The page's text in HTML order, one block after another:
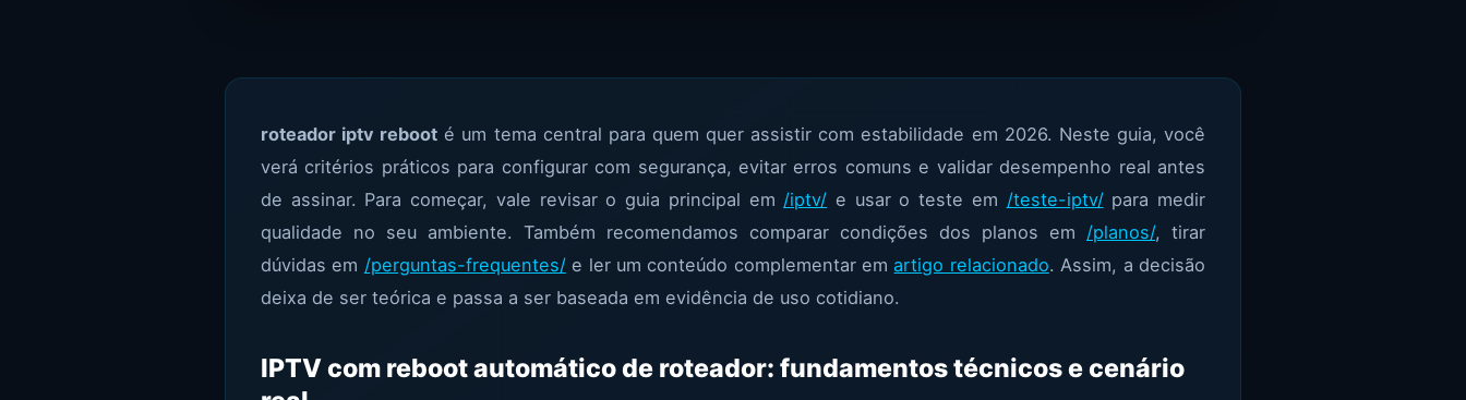
roteador iptv reboot é um tema central para quem quer assistir com estabilidade em 2026. Neste guia, você
verá critérios práticos para configurar com segurança, evitar erros comuns e validar desempenho real antes
de assinar. Para começar, vale revisar o guia principal em /iptv/ e usar o teste em /teste-iptv/para medir
qualidade no seu ambiente. Também recomendamos comparar condições dos planos em /planos/, tirar
dúvidas em /perguntas-frequentes/e ler um conteúdo complementar emartigo relacionado. Assim, a decisão
deixa de ser teórica e passa a ser baseada em evidência de uso cotidiano.
IPTV com reboot automático de roteador: fundamentos técnicos e cenário